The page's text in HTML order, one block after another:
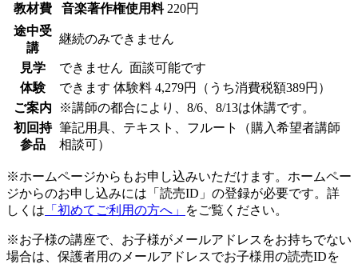
教材費
音楽著作権使用料 220円
途中受
講
継続のみできません
見学 できません 面談可能です
体験
できます 体験料 4,279円（うち消費税額389円）
ご案内
※講師の都合により、8/6、8/13は休講です。
初回持
参品
筆記用具、テキスト、フルート（購入希望者講師
相談可）
※ホームページからもお申し込みいただけます。ホームペー
ジからのお申し込みには「読売ID」の登録が必要です。詳
しくは 「初めてご利用の方へ」 をご覧ください。
※お子様の講座で、お子様がメールアドレスをお持ちでない
場合は、保護者用のメールアドレスでお子様用の読売IDを